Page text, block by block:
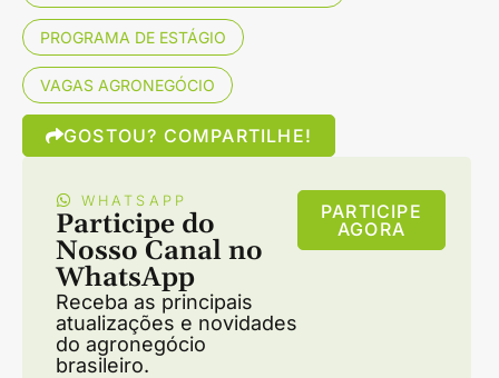
PROGRAMA DE ESTÁGIO
VAGAS AGRONEGÓCIO
GOSTOU? COMPARTILHE!
WHATSAPP
Participe do
Nosso Canal no
WhatsApp
Receba as principais
atualizações e novidades
do agronegócio
brasileiro.
PARTICIPE
AGORA